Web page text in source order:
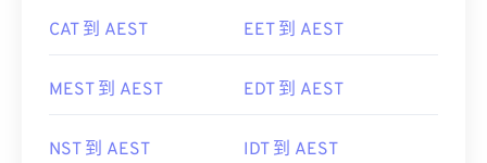
CAT 到 AEST EET 到 AEST
MEST 到 AEST EDT 到 AEST
NST 到 AEST IDT 到 AEST